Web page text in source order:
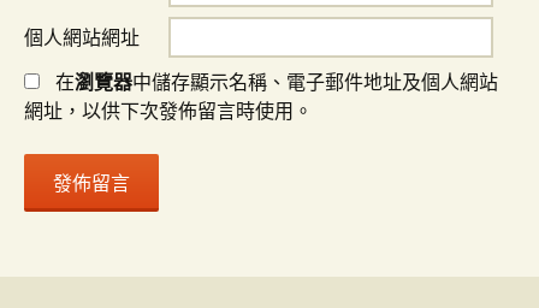
個人網站網址
在瀏覽器中儲存顯示名稱、電子郵件地址及個人網站
網址，以供下次發佈留言時使用。